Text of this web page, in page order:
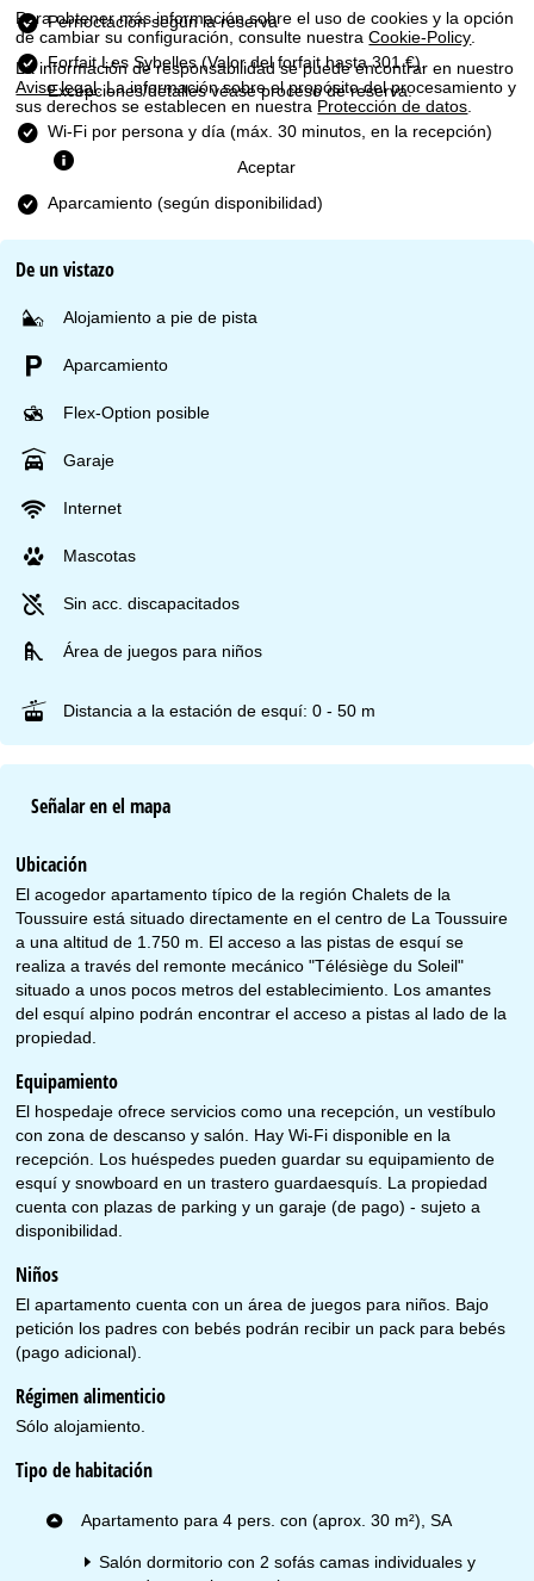
Para obtener más información sobre el uso de cookies y la opción
de cambiar su configuración, consulte nuestraCookie-Policy
La información de responsabilidad se puede encontrar en nuestro
Aviso legal. La información sobre el propósito del procesamiento y
sus derechos se establecen en nuestra Protección de datos
Aceptar
c
i
p
Pernoctación según la reserva
Forfait Les Sybelles(Valor del forfait hasta 301 €).
Excepciones/detalles véase proceso de reserva.
Wi-Fi por persona y día (máx. 30 minutos, en la recepción)
Aparcamiento (según disponibilidad)
De un vistazo
Alojamiento a pie de pista
Aparcamiento
Flex-Option posible
Garaje
Internet
Mascotas
Sin acc. discapacitados
Área de juegos para niños
Distancia a la estación de esquí: 0 - 50 m
Señalar en el mapa
Ubicación
El acogedor apartamento típico de la región Chalets de la
Toussuire está situado directamente en el centro de La Toussuire
a una altitud de 1.750 m. El acceso a las pistas de esquí se
realiza a través del remonte mecánico "Télésiège du Soleil"
situado a unos pocos metros del establecimiento. Los amantes
del esquí alpino podrán encontrar el acceso a pistas al lado de la
propiedad.
Equipamiento
El hospedaje ofrece servicios como una recepción, un vestíbulo
con zona de descanso y salón. Hay Wi-Fi disponible en la
recepción. Los huéspedes pueden guardar su equipamiento de
esquí y snowboard en un trastero guardaesquís. La propiedad
cuenta con plazas de parking y un garaje (de pago) - sujeto a
disponibilidad.
Niños
El apartamento cuenta con un área de juegos para niños. Bajo
petición los padres con bebés podrán recibir un pack para bebés
(pago adicional).
Régimen alimenticio
Sólo alojamiento.
Tipo de habitación
Apartamento para 4 pers. con (aprox. 30 m²), SA
Salón dormitorio con 2 sofás camas individuales y